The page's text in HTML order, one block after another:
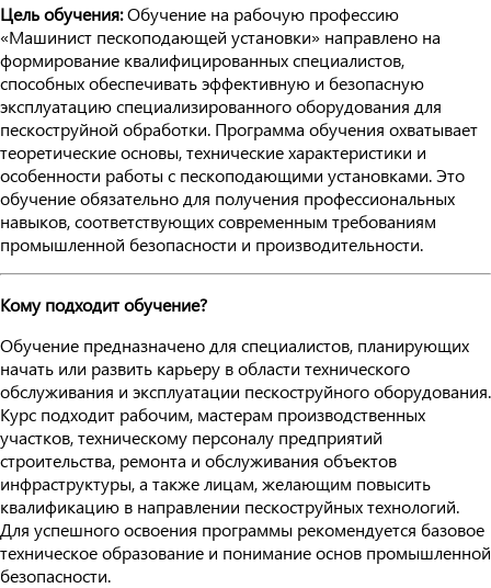
Цель обучения:Обучение на рабочую профессию
«Машинист пескоподающей установки» направлено на
формирование квалифицированных специалистов,
способных обеспечивать эффективную и безопасную
эксплуатацию специализированного оборудования для
пескоструйной обработки. Программа обучения охватывает
теоретические основы, технические характеристики и
особенности работы с пескоподающими установками. Это
обучение обязательно для получения профессиональных
навыков, соответствующих современным требованиям
промышленной безопасности и производительности.
Кому подходит обучение?
Обучение предназначено для специалистов, планирующих
начать или развить карьеру в области технического
обслуживания и эксплуатации пескоструйного оборудования.
Курс подходит рабочим, мастерам производственных
участков, техническому персоналу предприятий
строительства, ремонта и обслуживания объектов
инфраструктуры, а также лицам, желающим повысить
квалификацию в направлении пескоструйных технологий.
Для успешного освоения программы рекомендуется базовое
техническое образование и понимание основ промышленной
безопасности.